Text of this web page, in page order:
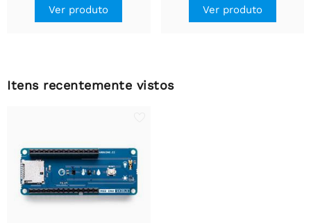
Ver produto Ver produto
Itens recentemente vistos